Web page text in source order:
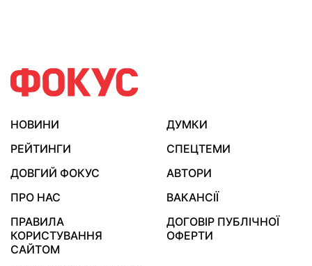
НОВИНИ
ДУМКИ
РЕЙТИНГИ
СПЕЦТЕМИ
ДОВГИЙ ФОКУС
АВТОРИ
ПРО НАС
ВАКАНСІЇ
ПРАВИЛА
КОРИСТУВАННЯ
САЙТОМ
ДОГОВІР ПУБЛІЧНОЇ
ОФЕРТИ